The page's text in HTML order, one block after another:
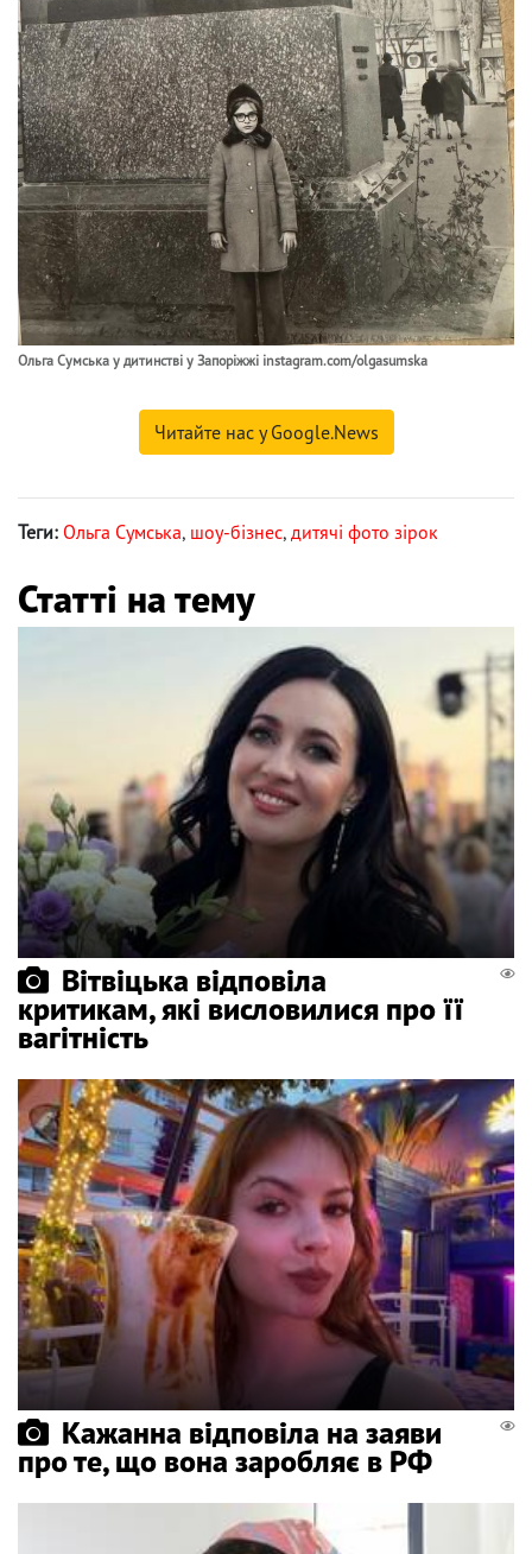
Ольга Сумська у дитинстві у Запоріжжі instagram.com/olgasumska
Читайте нас у Google.News
Теги: Ольга Сумська, шоу-бізнес, дитячі фото зірок
Статті на тему
Вітвіцька відповіла
критикам, які висловилися про її
вагітність
Кажанна відповіла на заяви
про те, що вона заробляє в РФ